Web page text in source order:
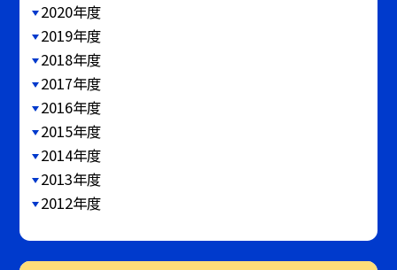
2020年度
2019年度
2018年度
2017年度
2016年度
2015年度
2014年度
2013年度
2012年度